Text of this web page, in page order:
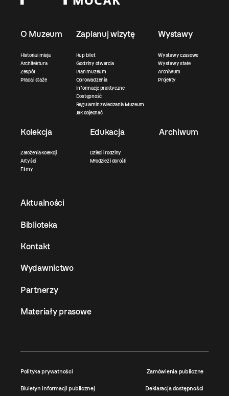
O Muzeum
Historia i misja
Architektura
Zespół
Praca i staże
Zaplanuj wizytę
Kup bilet
Godziny otwarcia
Plan muzeum
Oprowadzenia
Informacje praktyczne
Dostępność
Regulamin zwiedzania Muzeum
Jak dojechać
Wystawy
Wystawy czasowe
Wystawy stałe
Archiwum
Projekty
Kolekcja
Założenia kolekcji
Artyści
Filmy
Edukacja
Dzieci i rodziny
Młodzież i dorośli
Archiwum
Aktualności
Biblioteka
Kontakt
Wydawnictwo
Partnerzy
Materiały prasowe
Polityka prywatności Zamówienia publiczne
Biuletyn informacji publicznej Deklaracja dostępności